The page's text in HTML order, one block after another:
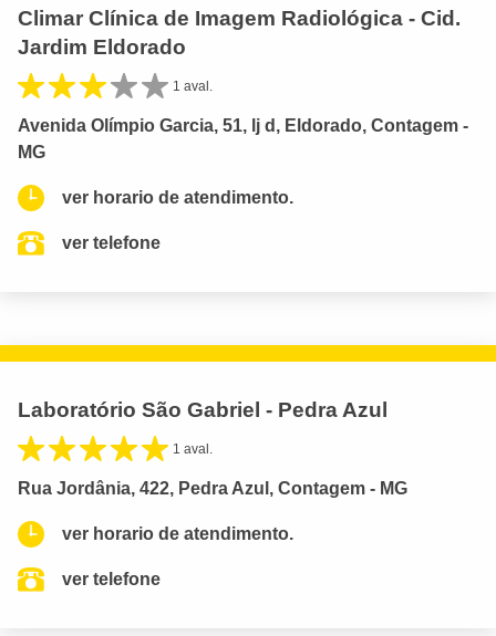
Climar Clínica de Imagem Radiológica - Cid.
Jardim Eldorado
1 aval.
Avenida Olímpio Garcia, 51, lj d, Eldorado, Contagem -
MG
ver horario de atendimento.
ver telefone
Laboratório São Gabriel - Pedra Azul
1 aval.
Rua Jordânia, 422, Pedra Azul, Contagem - MG
ver horario de atendimento.
ver telefone